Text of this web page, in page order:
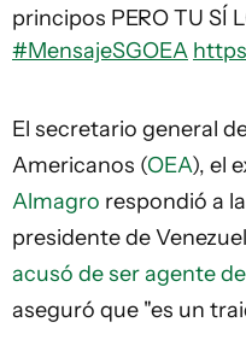
principos PERO TU SÍ
#MensajeSGOEA
El secretario general
Americanos (OEA), el
Almagro respondió a
presidente de
acusó de ser agente
aseguró que "es un